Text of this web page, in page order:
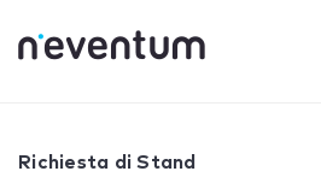
La tua selezione:
Richiesta di Stand